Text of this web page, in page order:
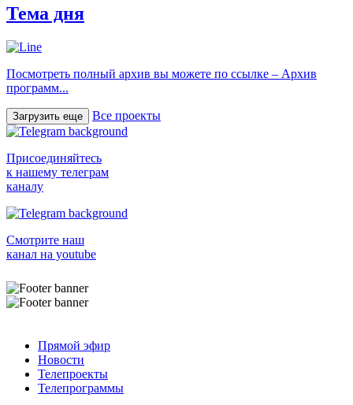
Тема дня
Посмотреть полный архив вы можете по ссылке – Архив
программ...
Загрузить еще Все проекты
Присоединяйтесь
к нашему телеграм
каналу
Смотрите наш
канал на youtube
Прямой эфир
Новости
Телепроекты
Телепрограммы